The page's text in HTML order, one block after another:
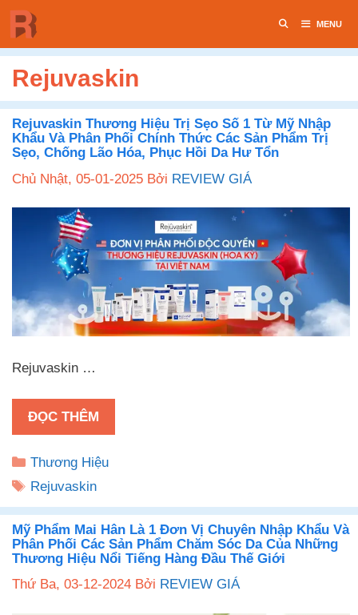
Chuyển
đến
nội
dung
MENU
Rejuvaskin
Rejuvaskin Thương Hiệu Trị Sẹo Số 1 Từ Mỹ Nhập
Khẩu Và Phân Phối Chính Thức Các Sản Phẩm Trị
Sẹo, Chống Lão Hóa, Phục Hồi Da Hư Tổn
Chủ Nhật, 05-01-2025 Bởi REVIEW GIÁ
Rejuvaskin …
ĐỌC THÊM
Danh
mục
Thương Hiệu
Thẻ
Rejuvaskin
Mỹ Phẩm Mai Hân Là 1 Đơn Vị Chuyên Nhập Khẩu Và
Phân Phối Các Sản Phẩm Chăm Sóc Da Của Những
Thương Hiệu Nổi Tiếng Hàng Đầu Thế Giới
Thứ Ba, 03-12-2024 Bởi REVIEW GIÁ